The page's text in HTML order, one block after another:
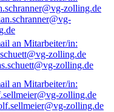
zolling.de
zolling.de